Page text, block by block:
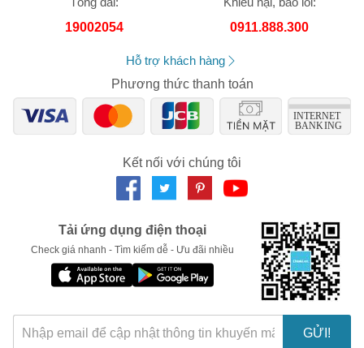
trách nhiệm về nhầm lẫn hay sai lệch về sản phẩm.
19002054
0911.888.300
Hỗ trợ khách hàng
Phương thức thanh toán
Kết nối với chúng tôi
Tải ứng dụng điện thoại
Check giá nhanh - Tìm kiếm dễ - Ưu đãi nhiều
GỬI!
Áp dụng cho đơn hàng từ:
LẤY MÃ NGAY